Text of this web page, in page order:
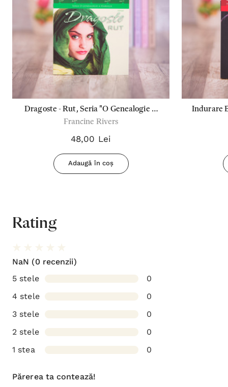
Dragoste - Rut, Seria "O Genealogie A
Harului"
Francine Rivers
48,00 Lei
Adaugă în coș
Indurare
Rating
NaN (0 recenzii)
5 stele
0
4 stele
0
3 stele
0
2 stele
0
1 stea
0
Părerea ta contează!